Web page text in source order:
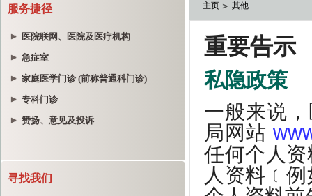
服务捷径
医院联网、医院及医疗机构
急症室
家庭医学门诊 (前称普通科门诊)
专科门诊
赞扬、意见及投诉
寻找我们
主页 其他